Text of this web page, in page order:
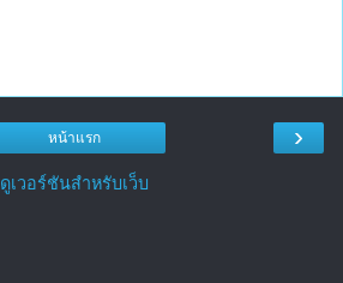
›
หน้าแรก
ดูเวอร์ชันสำหรับเว็บ